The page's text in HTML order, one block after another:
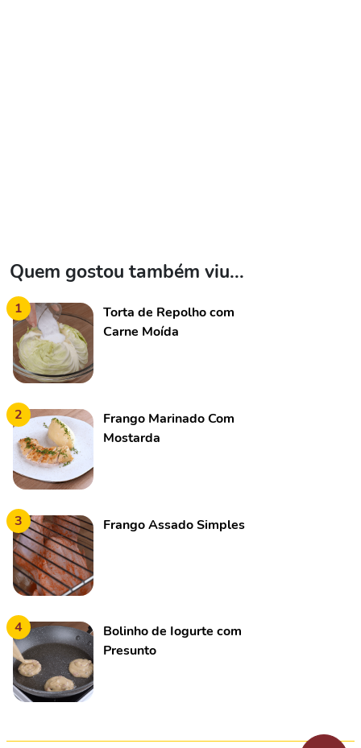
Quem gostou também viu...
1
Torta de Repolho com
Carne Moída
2
Frango Marinado Com
Mostarda
3 Frango Assado Simples
4
Bolinho de Iogurte com
Presunto